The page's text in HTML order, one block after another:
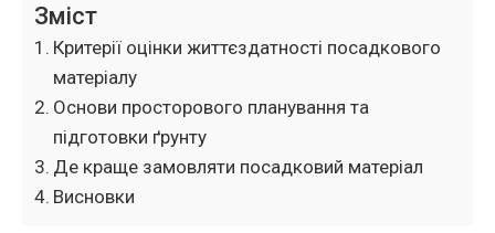
Зміст
Критерії оцінки життєздатності посадкового
матеріалу
Основи просторового планування та
підготовки ґрунту
Де краще замовляти посадковий матеріал
Висновки